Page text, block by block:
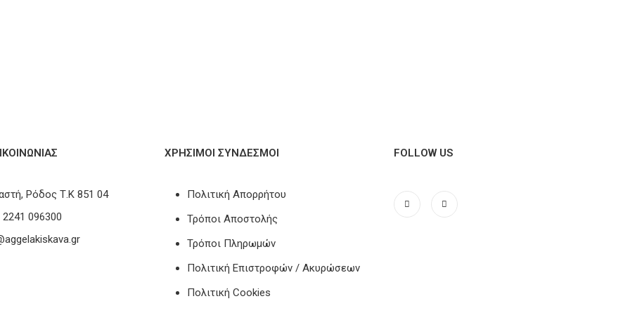
Ρόδος Τ.Κ 851 04
096300
ΧΡΗΣΙΜΟΙ ΣΥΝΔΕΣΜΟΙ
Πολιτική Απορρήτου
Τρόποι Αποστολής
Τρόποι Πληρωμών
Πολιτική Επιστροφών / Ακυρώσεων
Πολιτική Cookies
FOLLOW US